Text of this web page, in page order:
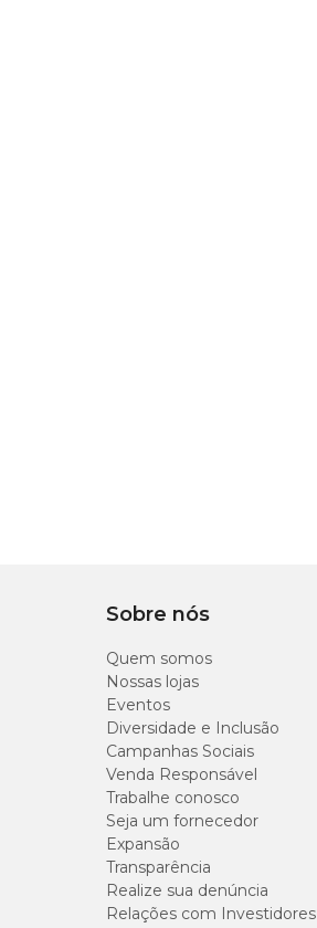
Sobre nós
Quem somos
Nossas lojas
Eventos
Diversidade e Inclusão
Campanhas Sociais
Venda Responsável
Trabalhe conosco
Seja um fornecedor
Expansão
Transparência
Realize sua denúncia
Relações com Investidores